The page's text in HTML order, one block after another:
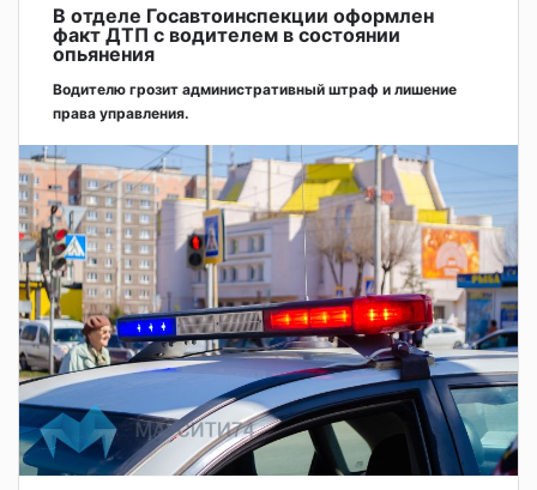
В отделе Госавтоинспекции оформлен
факт ДТП с водителем в состоянии
опьянения
Водителю грозит административный штраф и лишение
права управления.